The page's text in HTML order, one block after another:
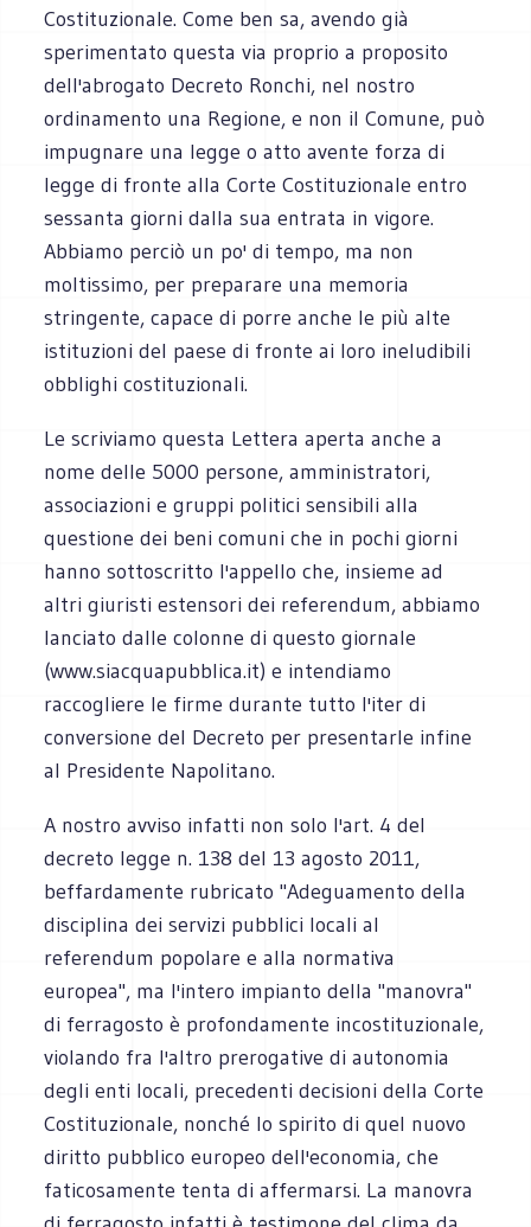
Costituzionale. Come ben sa, avendo già
sperimentato questa via proprio a proposito
dell'abrogato Decreto Ronchi, nel nostro
ordinamento una Regione, e non il Comune, può
impugnare una legge o atto avente forza di
legge di fronte alla Corte Costituzionale entro
sessanta giorni dalla sua entrata in vigore.
Abbiamo perciò un po' di tempo, ma non
moltissimo, per preparare una memoria
stringente, capace di porre anche le più alte
istituzioni del paese di fronte ai loro ineludibili
obblighi costituzionali.
Le scriviamo questa Lettera aperta anche a
nome delle 5000 persone, amministratori,
associazioni e gruppi politici sensibili alla
questione dei beni comuni che in pochi giorni
hanno sottoscritto l'appello che, insieme ad
altri giuristi estensori dei referendum, abbiamo
lanciato dalle colonne di questo giornale
(www.siacquapubblica.it) e intendiamo
raccogliere le firme durante tutto l'iter di
conversione del Decreto per presentarle infine
al Presidente Napolitano.
A nostro avviso infatti non solo l'art. 4 del
decreto legge n. 138 del 13 agosto 2011,
beffardamente rubricato "Adeguamento della
disciplina dei servizi pubblici locali al
referendum popolare e alla normativa
europea", ma l'intero impianto della "manovra"
di ferragosto è profondamente incostituzionale,
violando fra l'altro prerogative di autonomia
degli enti locali, precedenti decisioni della Corte
Costituzionale, nonché lo spirito di quel nuovo
diritto pubblico europeo dell'economia, che
faticosamente tenta di affermarsi. La manovra